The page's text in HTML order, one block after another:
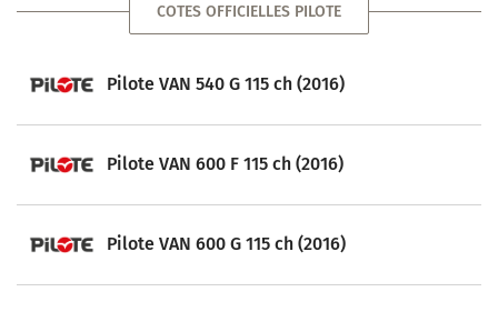
COTES OFFICIELLES PILOTE
Pilote VAN 540 G 115 ch (2016)
Pilote VAN 600 F 115 ch (2016)
Pilote VAN 600 G 115 ch (2016)